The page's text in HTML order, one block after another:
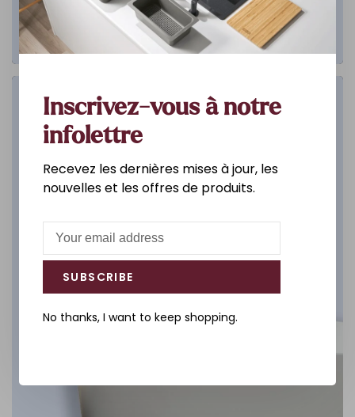
Salle de bain
DÉCOUVREZ
Inscrivez-vous à notre
infolettre
Recevez les dernières mises à jour, les
nouvelles et les offres de produits.
SUBSCRIBE
No thanks, I want to keep shopping.